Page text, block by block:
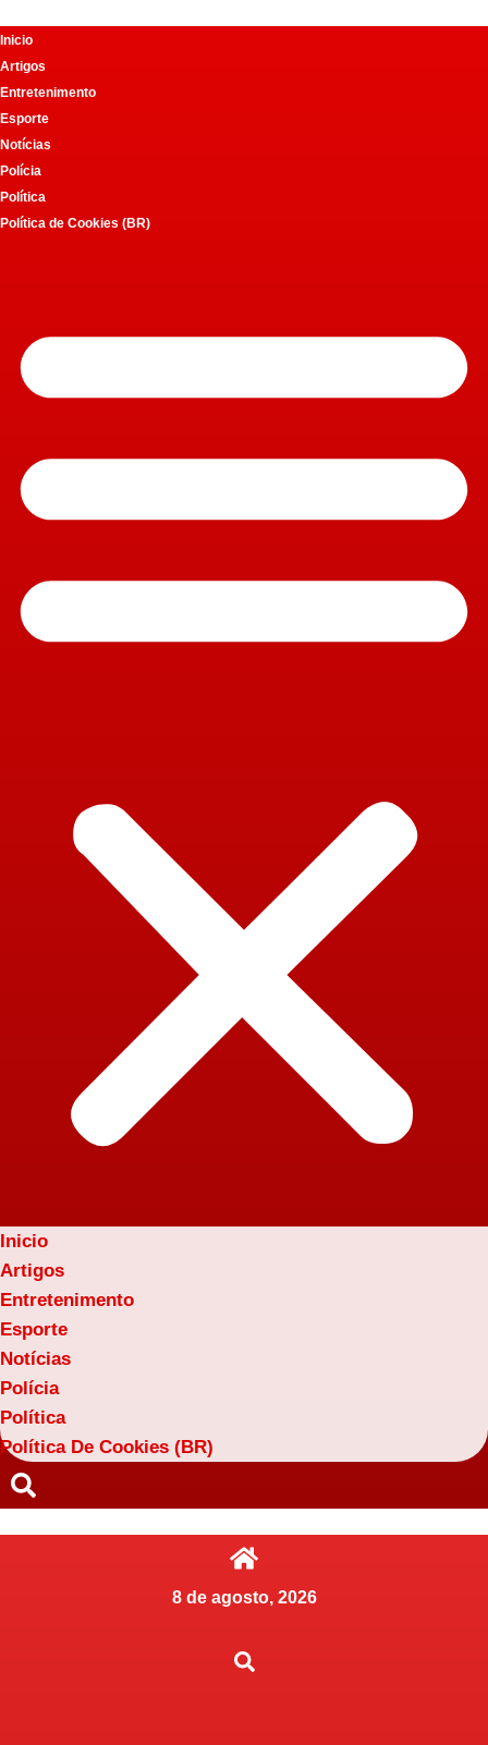
Pular
para
conteúdo
Inicio
Artigos
Entretenimento
Esporte
Notícias
Polícia
Política
Política de Cookies (BR)
Inicio
Artigos
Entretenimento
Esporte
Notícias
Polícia
Política
Política De Cookies (BR)
8 de agosto, 2026